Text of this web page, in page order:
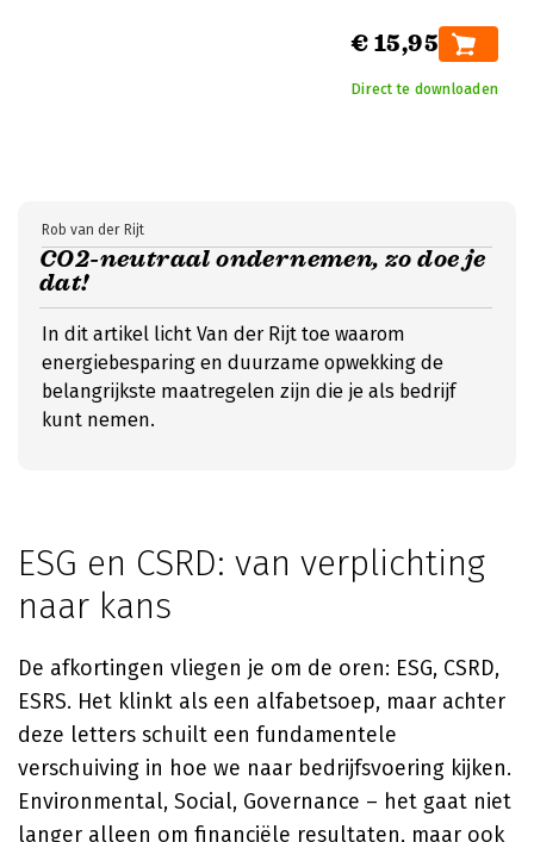
€ 15,95
Direct te downloaden
CO2-neutraal ondernemen, zo doe je
dat!
Rob van der Rijt
In dit artikel licht Van der Rijt toe waarom
energiebesparing en duurzame opwekking de
belangrijkste maatregelen zijn die je als bedrijf
kunt nemen.
ESG en CSRD: van verplichting
naar kans
De afkortingen vliegen je om de oren: ESG, CSRD,
ESRS. Het klinkt als een alfabetsoep, maar achter
deze letters schuilt een fundamentele
verschuiving in hoe we naar bedrijfsvoering kijken.
Environmental, Social, Governance – het gaat niet
langer alleen om financiële resultaten, maar ook